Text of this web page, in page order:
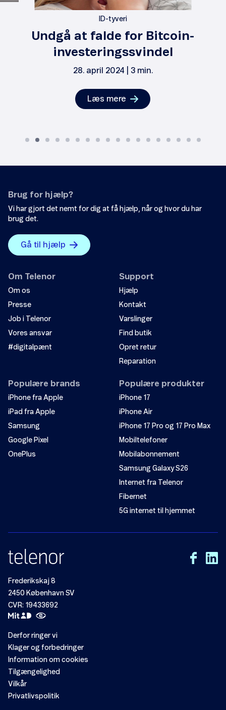
ID-tyveri
Undgå at falde for Bitcoin-
investeringssvindel
28. april 2024 | 3 min.
Læs mere
Brug for hjælp?
Vi har gjort det nemt for dig at få hjælp, når og hvor du har
brug det.
Gå til hjælp
Om Telenor
Om os
Presse
Job i Telenor
Vores ansvar
#digitalpænt
Support
Hjælp
Kontakt
Varslinger
Find butik
Opret retur
Reparation
Populære brands
iPhone fra Apple
iPad fra Apple
Samsung
Google Pixel
OnePlus
Populære produkter
iPhone 17
iPhone Air
iPhone 17 Pro og 17 Pro Max
Mobiltelefoner
Mobilabonnement
Samsung Galaxy S26
Internet fra Telenor
Fibernet
5G internet til hjemmet
Frederikskaj 8
2450 København SV
CVR: 19433692
Derfor ringer vi
Klager og forbedringer
Information om cookies
Tilgængelighed
Vilkår
Privatlivspolitik